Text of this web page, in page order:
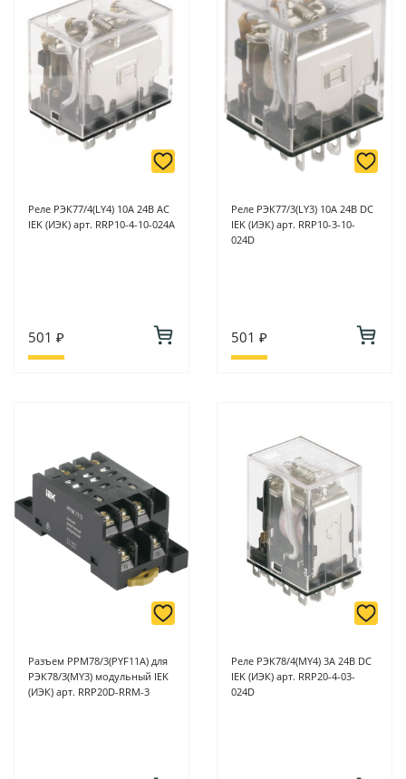
Реле РЭК77/4(LY4) 10А 24В AС
IEK (ИЭК) арт. RRP10-4-10-024A
501 ₽
Реле РЭК77/3(LY3) 10А 24В DC
IEK (ИЭК) арт. RRP10-3-10-
024D
501 ₽
Разъем РРМ78/3(PYF11A) для
РЭК78/3(MY3) модульный IEK
(ИЭК) арт. RRP20D-RRM-3
Реле РЭК78/4(MY4) 3А 24В DC
IEK (ИЭК) арт. RRP20-4-03-
024D